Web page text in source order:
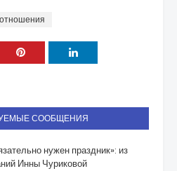
отношения
СООБЩЕНИЯ
нужен праздник»: из
Инны Чуриковой